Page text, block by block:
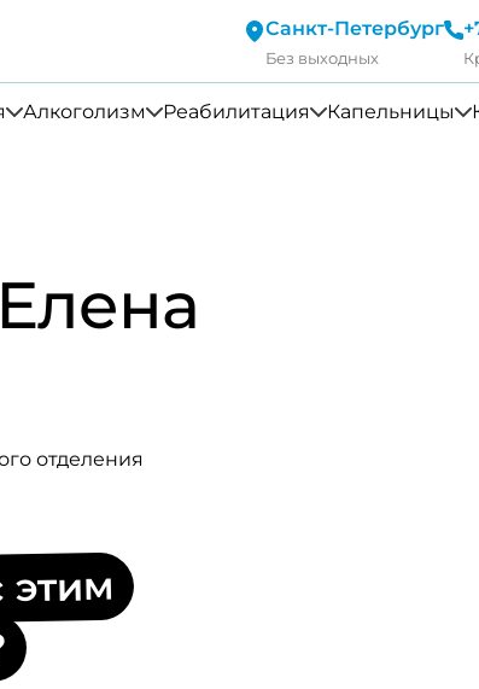
Санкт-Петербург
Без выходных
Алкоголизм Реабилитация Капельницы
отделения
этим